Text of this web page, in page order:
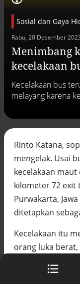
Sosial dan Gaya
Rabu, 20 Desember
Menimbang
kecelakaan
Kecelakaan bus
melayang karena
Rinto Katana,
mengelak. Usai
kecelakaan
kilometer 72 exit
Purwakarta,
ditetapkan
Kecelakaan itu
orang luka
kepolisian
melaju dengan